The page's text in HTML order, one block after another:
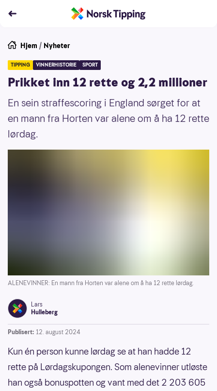
Hjem / Nyheter
TIPPING VINNERHISTORIE SPORT
Prikket inn 12 rette og 2,2 millioner
En sein straffescoring i England sørget for at
en mann fra Horten var alene om å ha 12 rette
lørdag.
ALENEVINNER: En mann fra Horten var alene om å ha 12 rette lørdag.
Lars
Hulleberg
Publisert: 12. august 2024
Kun én person kunne lørdag se at han hadde 12
rette på Lørdagskupongen. Som alenevinner utløste
han også bonuspotten og vant med det 2 203 605